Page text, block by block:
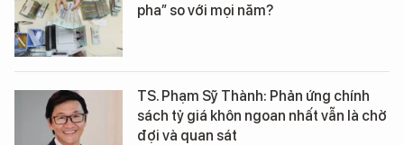
pha” so với mọi năm?
TS. Phạm Sỹ Thành: Phản ứng chính
sách tỷ giá khôn ngoan nhất vẫn là chờ
đợi và quan sát